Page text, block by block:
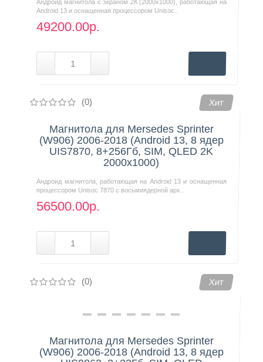
Андроид магнитола с экраном 2К (2000х1000), работающая на
Android 13 и оснащенная процессором Unisoc..
49200.00р.
(0) Хит
Магнитола для Mersedes Sprinter
(W906) 2006-2018 (Android 13, 8 ядер
UIS7870, 8+256Гб, SIM, QLED 2K
2000x1000)
Андроид магнитола, работающая на Android 13 и оснащенная
процессором Unisoc 7870 с восьмиядерной арх..
56500.00р.
(0) Хит
Магнитола для Mersedes Sprinter
(W906) 2006-2018 (Android 13, 8 ядер